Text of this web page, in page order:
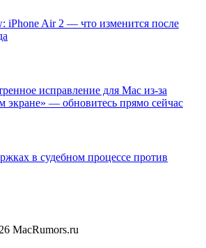
iPhone Air 2 — что изменится после
исправление для Mac из-за
экране» — обновитесь прямо сейчас
в судебном процессе против
MacRumors.ru